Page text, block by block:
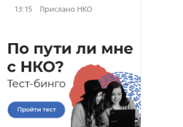
13:15 · Прислано НКО